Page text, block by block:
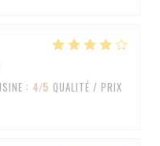
: 4/5 QUALITÉ / PRIX